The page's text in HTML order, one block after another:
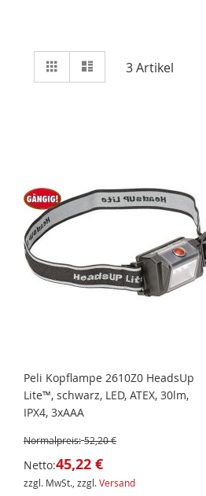
Ansicht
als
Raster 3Artikel
Peli Kopflampe 2610Z0 HeadsUp
Lite™, schwarz, LED, ATEX, 30lm,
IPX4, 3xAAA
Normalpreis: 52,20 €
Netto:45,22 €
zzgl. MwSt., zzgl.Versand